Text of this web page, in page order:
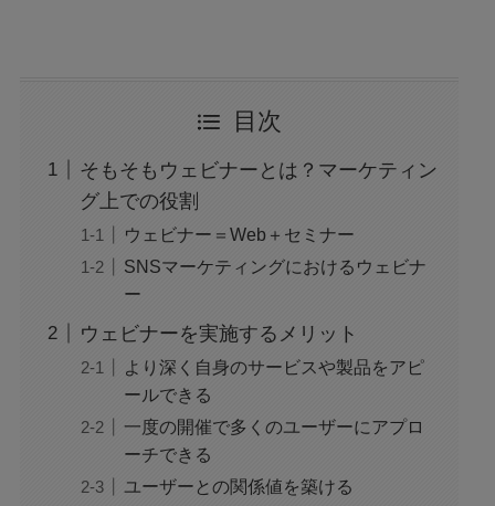
目次
そもそもウェビナーとは？マーケティン
グ上での役割
ウェビナー＝Web＋セミナー
SNSマーケティングにおけるウェビナ
ー
ウェビナーを実施するメリット
より深く自身のサービスや製品をアピ
ールできる
一度の開催で多くのユーザーにアプロ
ーチできる
ユーザーとの関係値を築ける